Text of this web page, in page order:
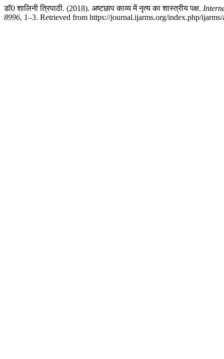
डॉ0 शालिनी त्रिपाठी. (2018). अष्टछाप काव्य में नृत्य का शास्त्रीय पक्ष.
8996, 1–3. Retrieved from https://journal.ijarms.org/index.php/